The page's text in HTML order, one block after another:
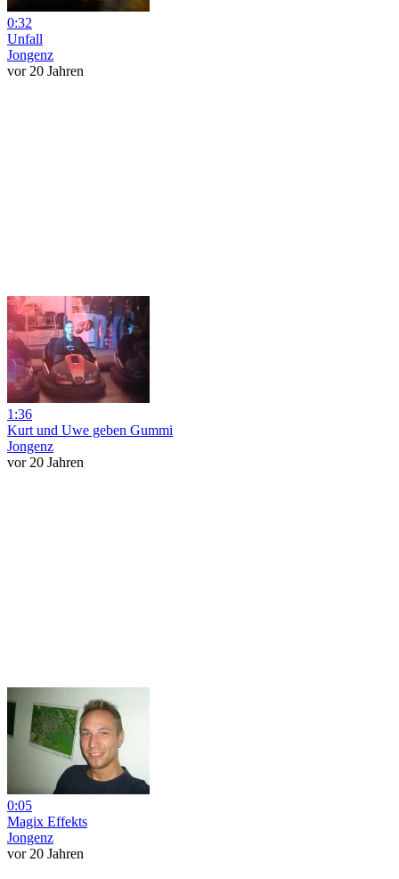
0:32
Unfall
Jongenz
vor 20 Jahren
1:36
Kurt und Uwe geben Gummi
Jongenz
vor 20 Jahren
0:05
Magix Effekts
Jongenz
vor 20 Jahren